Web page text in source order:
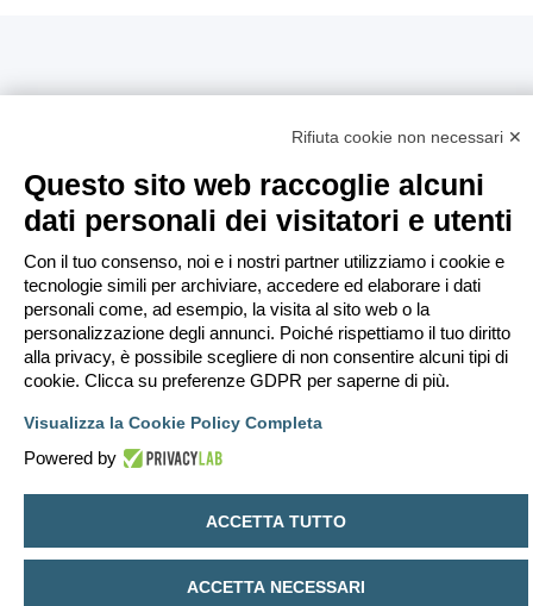
Rifiuta cookie non necessari ✕
Questo sito web raccoglie alcuni
dati personali dei visitatori e utenti
Con il tuo consenso, noi e i nostri partner utilizziamo i cookie e
tecnologie simili per archiviare, accedere ed elaborare i dati
personali come, ad esempio, la visita al sito web o la
personalizzazione degli annunci. Poiché rispettiamo il tuo diritto
alla privacy, è possibile scegliere di non consentire alcuni tipi di
cookie. Clicca su preferenze GDPR per saperne di più.
Visualizza la Cookie Policy Completa
Powered by
ACCETTA TUTTO
ACCETTA NECESSARI